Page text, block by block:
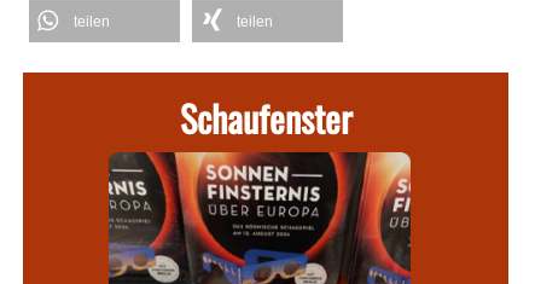
teilen teilen
Schaufenster